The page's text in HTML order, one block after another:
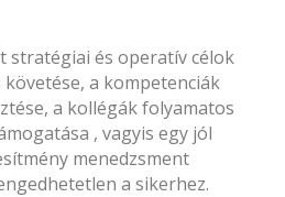
stratégiai és operatív célok
a kompetenciák
a kollégák folyamatos
, vagyis egy jól
menedzsment
a sikerhez.